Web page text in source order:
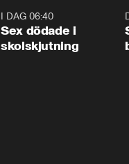
I DAG 06:40
Sex dödade i
skolskjutning